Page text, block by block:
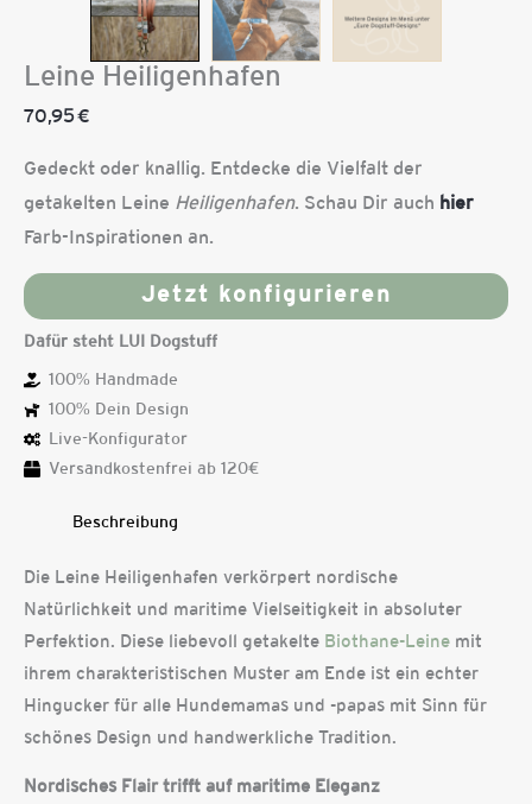
Leine Heiligenhafen
70,95€
Gedeckt oder knallig. Entdecke die Vielfalt der
getakelten Leine Heiligenhafen. Schau Dir auch hier
Farb-Inspirationen an.
product
configurator
(next
element)Jetzt konfigurieren
Dafür steht LUI Dogstuff
100% Handmade
100% Dein Design
Live-Konfigurator
Versandkostenfrei ab 120€
Beschreibung
Die Leine Heiligenhafen verkörpert nordische
Natürlichkeit und maritime Vielseitigkeit in absoluter
Perfektion. Diese liebevoll getakelte Biothane-Leine mit
ihrem charakteristischen Muster am Ende ist ein echter
Hingucker für alle Hundemamas und -papas mit Sinn für
schönes Design und handwerkliche Tradition.
Nordisches Flair trifft auf maritime Eleganz